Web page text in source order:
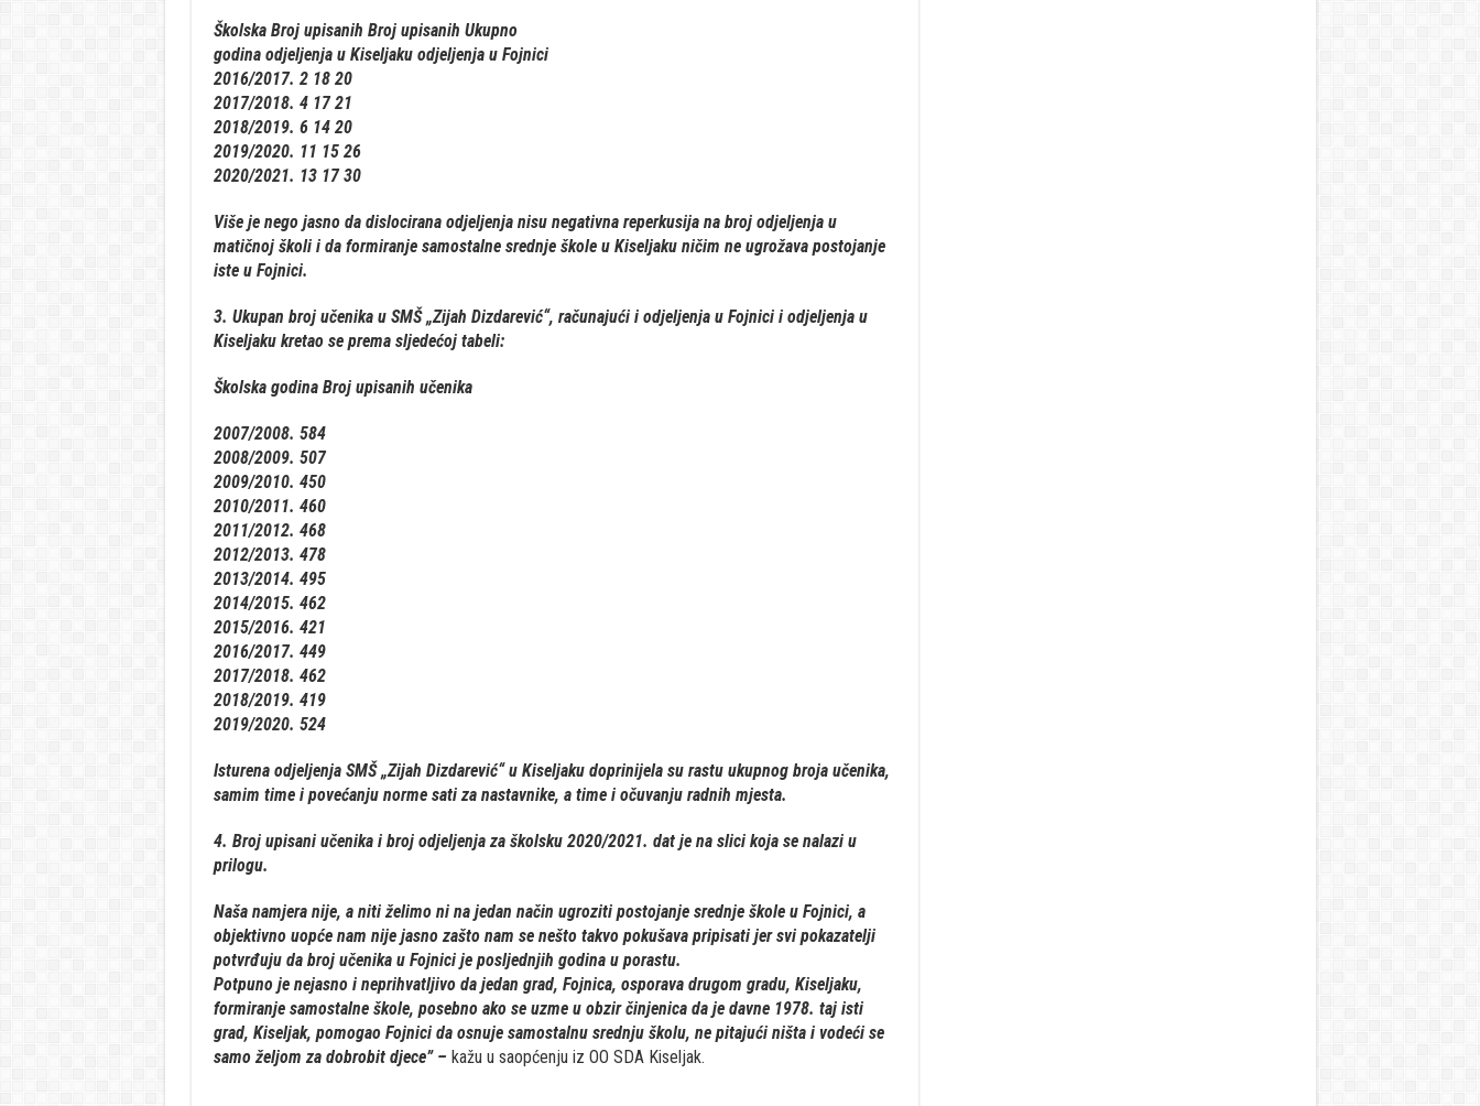
Školska Broj upisanih Broj upisanih Ukupno
godina odjeljenja u Kiseljaku odjeljenja u Fojnici
2016/2017. 2 18 20
2017/2018. 4 17 21
2018/2019. 6 14 20
2019/2020. 11 15 26
2020/2021. 13 17 30
Više je nego jasno da dislocirana odjeljenja nisu negativna reperkusija na broj odjeljenja u
matičnoj školi i da formiranje samostalne srednje škole u Kiseljaku ničim ne ugrožava postojanje
iste u Fojnici.
3. Ukupan broj učenika u SMŠ „Zijah Dizdarević“, računajući i odjeljenja u Fojnici i odjeljenja u
Kiseljaku kretao se prema sljedećoj tabeli:
Školska godina Broj upisanih učenika
2007/2008. 584
2008/2009. 507
2009/2010. 450
2010/2011. 460
2011/2012. 468
2012/2013. 478
2013/2014. 495
2014/2015. 462
2015/2016. 421
2016/2017. 449
2017/2018. 462
2018/2019. 419
2019/2020. 524
Isturena odjeljenja SMŠ „Zijah Dizdarević“ u Kiseljaku doprinijela su rastu ukupnog broja učenika,
samim time i povećanju norme sati za nastavnike, a time i očuvanju radnih mjesta.
4. Broj upisani učenika i broj odjeljenja za školsku 2020/2021. dat je na slici koja se nalazi u
prilogu.
Naša namjera nije, a niti želimo ni na jedan način ugroziti postojanje srednje škole u Fojnici, a
objektivno uopće nam nije jasno zašto nam se nešto takvo pokušava pripisati jer svi pokazatelji
potvrđuju da broj učenika u Fojnici je posljednjih godina u porastu.
Potpuno je nejasno i neprihvatljivo da jedan grad, Fojnica, osporava drugom gradu, Kiseljaku,
formiranje samostalne škole, posebno ako se uzme u obzir činjenica da je davne 1978. taj isti
grad, Kiseljak, pomogao Fojnici da osnuje samostalnu srednju školu, ne pitajući ništa i vodeći se
samo željom za dobrobit djece” – kažu u saopćenju iz OO SDA Kiseljak.